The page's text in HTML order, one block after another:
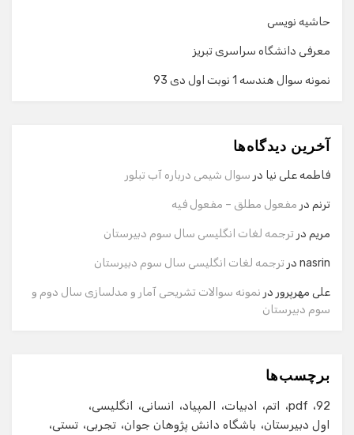
حاشیه نویسی
معرفی دانشگاه سراسری تبریز
نمونه سوال هندسه 1 نوبت اول دی 93
آخرین دیدگاه‌ها
فاطمه علی نیا در سوال شیمی درباره آب تبلور
ترنم در مفعول مطلق – مفعول فیه
مریم در ترجمه لغات انگلیسی سال سوم دبیرستان
nasrin در ترجمه لغات انگلیسی سال سوم دبیرستان
علی مهرپرور در نمونه سوالات تشریحی آمار و مدلسازی سال دوم و
سوم دبیرستان
برچسب‌ها
92
pdf اتم ادبیات المپیاد انسانی
انگلیسی
اول دبیرستان
باشگاه دانش پژوهان جوان تجربی تستی
گفت‌وگو با دستیار هوشمند
سلام! برای شروع گفت‌وگو لطفاً شماره تماس یا ایمیل خود را
وارد کنید.
ایمیل